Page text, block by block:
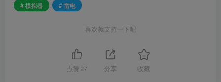
# 模拟器
# 雷电
喜欢就支持一下吧
点赞 27 分享 收藏